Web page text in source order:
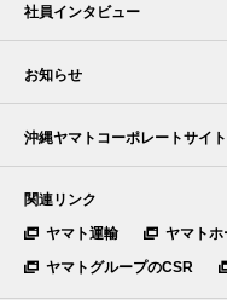
社員インタビュー
お知らせ
沖縄ヤマトコーポレートサイト
関連リンク
ヤマト運輸
ヤマトホ
ヤマトグループのCSR